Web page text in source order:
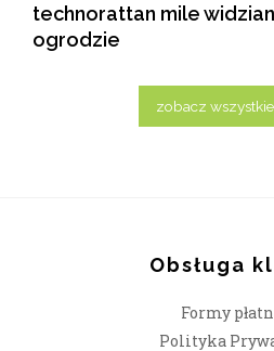
technorattan mile
ogrodzie
zobacz
Obsługa
Formy
Polityka